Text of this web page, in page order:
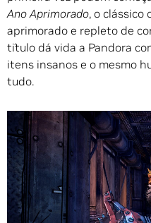
Ano Aprimorado, o clássico
aprimorado e repleto de
título dá vida a Pandora
itens insanos e o mesmo
tudo.